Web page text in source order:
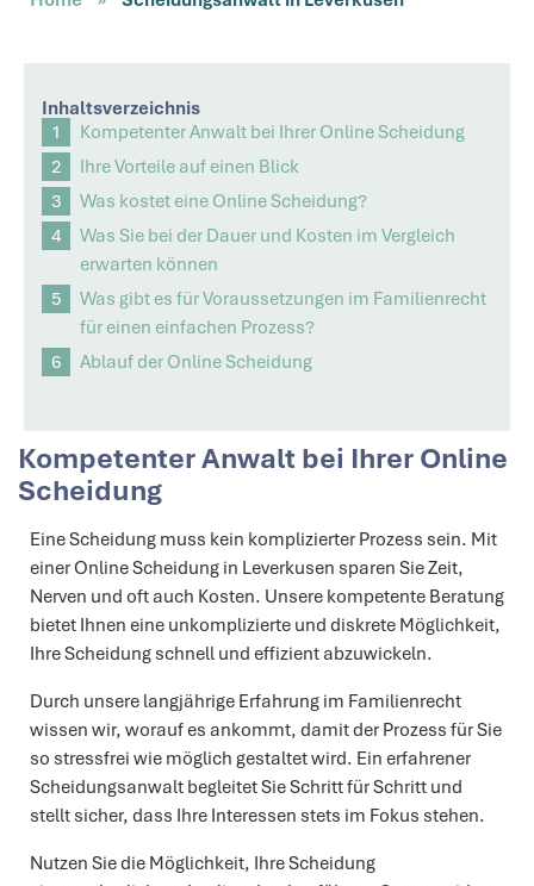
Inhaltsverzeichnis
Kompetenter Anwalt bei Ihrer Online Scheidung
Ihre Vorteile auf einen Blick
Was kostet eine Online Scheidung?
Was Sie bei der Dauer und Kosten im Vergleich
erwarten können
Was gibt es für Voraussetzungen im Familienrecht
für einen einfachen Prozess?
Ablauf der Online Scheidung
Kompetenter Anwalt bei Ihrer Online
Scheidung
Eine Scheidung muss kein komplizierter Prozess sein. Mit
einer Online Scheidung in Leverkusen sparen Sie Zeit,
Nerven und oft auch Kosten. Unsere kompetente Beratung
bietet Ihnen eine unkomplizierte und diskrete Möglichkeit,
Ihre Scheidung schnell und effizient abzuwickeln.
Durch unsere langjährige Erfahrung im Familienrecht
wissen wir, worauf es ankommt, damit der Prozess für Sie
so stressfrei wie möglich gestaltet wird. Ein erfahrener
Scheidungsanwalt begleitet Sie Schritt für Schritt und
stellt sicher, dass Ihre Interessen stets im Fokus stehen.
Nutzen Sie die Möglichkeit, Ihre Scheidung